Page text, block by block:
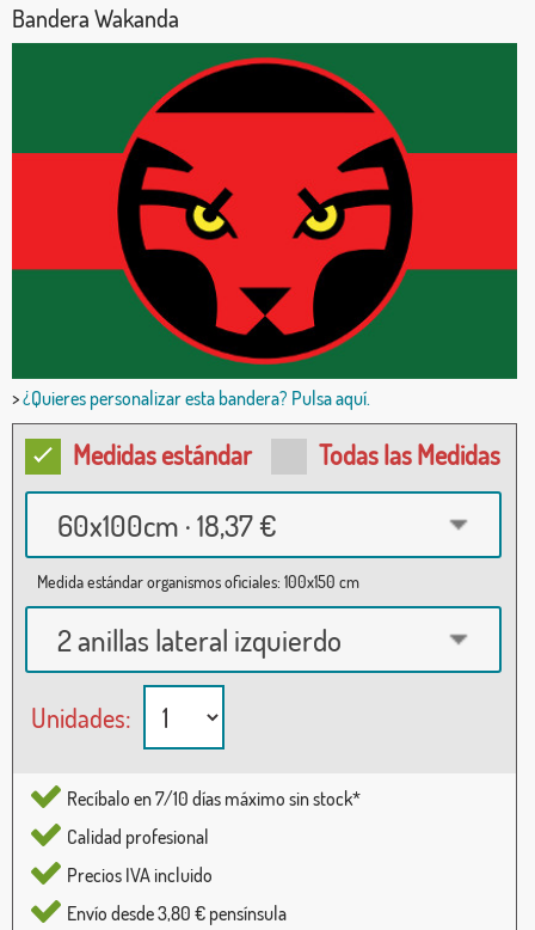
Bandera Wakanda
>¿Quieres personalizar esta bandera? Pulsa aquí.
Medidas estándar Todas las Medidas
60x100cm · 18,37 €
Medida estándar organismos oficiales: 100x150 cm
2 anillas lateral izquierdo
Unidades:
Recíbalo en 7/10 días máximo sin stock*
Calidad profesional
Precios IVA incluido
Envío desde 3,80 € pensínsula